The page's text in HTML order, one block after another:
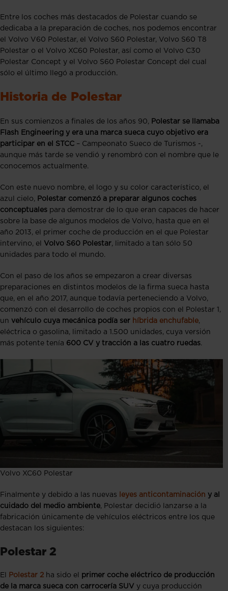
Entre los coches más destacados de Polestar cuando se
dedicaba a la preparación de coches, nos podemos encontrar
el Volvo V60 Polestar, el Volvo S60 Polestar, Volvo S60 T8
Polestar o el Volvo XC60 Polestar, así como el Volvo C30
Polestar Concept y el Volvo S60 Polestar Concept del cual
sólo el último llegó a producción.
Historia de Polestar
En sus comienzos a finales de los años 90, Polestar se llamaba
Flash Engineering y era una marca sueca cuyo objetivo era
participar en el STCC – Campeonato Sueco de Turismos -,
aunque más tarde se vendió y renombró con el nombre que le
conocemos actualmente.
Con este nuevo nombre, el logo y su color característico, el
azul cielo, Polestar comenzó a preparar algunos coches
conceptuales para demostrar de lo que eran capaces de hacer
sobre la base de algunos modelos de Volvo, hasta que en el
año 2013, el primer coche de producción en el que Polestar
intervino, el Volvo S60 Polestar, limitado a tan sólo 50
unidades para todo el mundo.
Con el paso de los años se empezaron a crear diversas
preparaciones en distintos modelos de la firma sueca hasta
que, en el año 2017, aunque todavía perteneciendo a Volvo,
comenzó con el desarrollo de coches propios con el Polestar 1,
un vehículo cuya mecánica podía ser híbrida enchufable,
eléctrica o gasolina, limitado a 1.500 unidades, cuya versión
más potente tenía 600 CV y tracción a las cuatro ruedas.
Volvo XC60 Polestar
Finalmente y debido a las nuevas leyes anticontaminación y al
cuidado del medio ambiente, Polestar decidió lanzarse a la
fabricación únicamente de vehículos eléctricos entre los que
destacan los siguientes:
Polestar 2
El Polestar 2 ha sido el
primer coche eléctrico de producción
de la marca sueca con carrocería SUV y cuya producción